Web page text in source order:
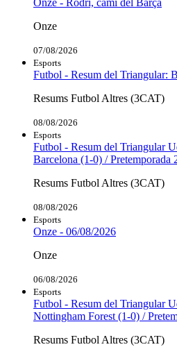
Onze - Rodri, camí del Barça
Onze
07/08/2026
Esports
Futbol - Resum del Triangular:
Resums Futbol Altres (3CAT)
08/08/2026
Esports
Futbol - Resum del Triangular
Barcelona (1-0) / Pretemporada
Resums Futbol Altres (3CAT)
08/08/2026
Esports
Onze - 06/08/2026
Onze
06/08/2026
Esports
Futbol - Resum del Triangular
Nottingham Forest (1-0) /
Resums Futbol Altres (3CAT)